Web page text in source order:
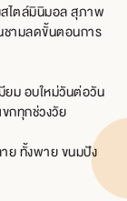
ไตล์มินิมอล สุภาพ
ชามลดขั้นตอนการ
ยม อบใหม่วันต่อวัน
กทุกช่วงวัย
ย ทั้งพาย ขนมปัง